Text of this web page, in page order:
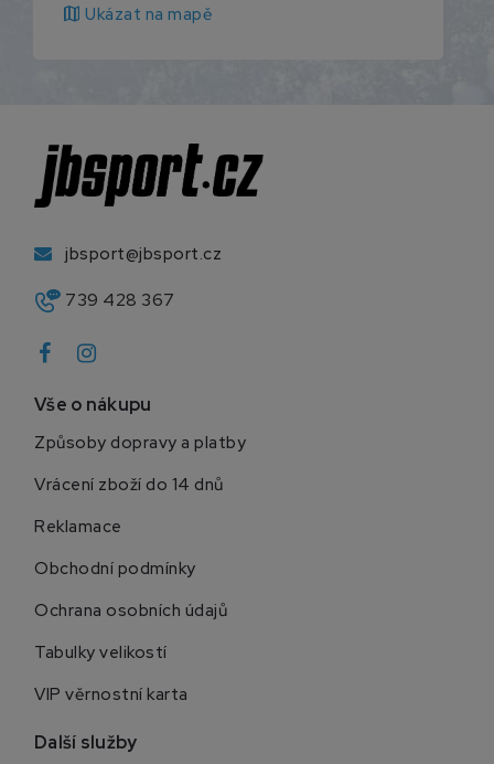
map Ukázat na mapě
jbsport@jbsport.cz
739 428 367
Vše o nákupu
Způsoby dopravy a platby
Vrácení zboží do 14 dnů
Reklamace
Obchodní podmínky
Ochrana osobních údajů
Tabulky velikostí
VIP věrnostní karta
Další služby